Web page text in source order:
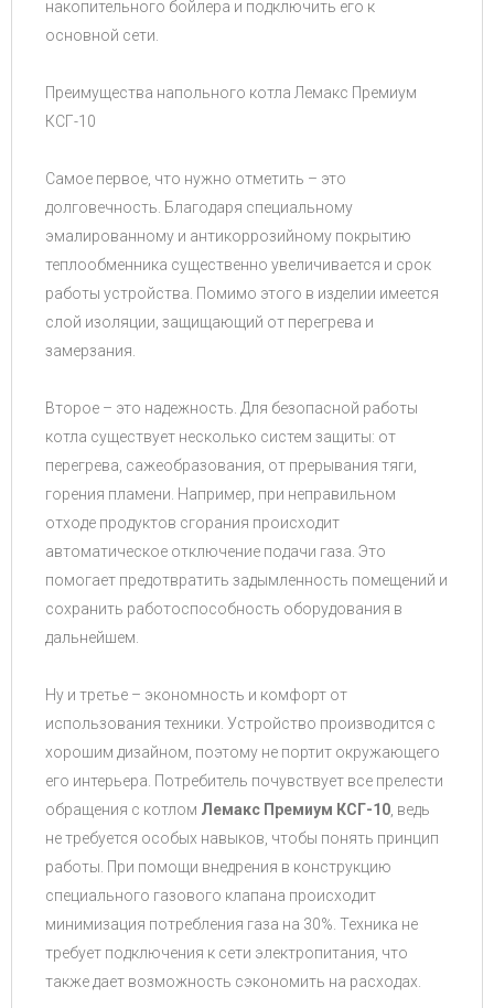
накопительного бойлера и подключить его к
основной сети.
Преимущества напольного котла Лемакс Премиум
КСГ-10
Самое первое, что нужно отметить – это
долговечность. Благодаря специальному
эмалированному и антикоррозийному покрытию
теплообменника существенно увеличивается и срок
работы устройства. Помимо этого в изделии имеется
слой изоляции, защищающий от перегрева и
замерзания.
Второе – это надежность. Для безопасной работы
котла существует несколько систем защиты: от
перегрева, сажеобразования, от прерывания тяги,
горения пламени. Например, при неправильном
отходе продуктов сгорания происходит
автоматическое отключение подачи газа. Это
помогает предотвратить задымленность помещений и
сохранить работоспособность оборудования в
дальнейшем.
Ну и третье – экономность и комфорт от
использования техники. Устройство производится с
хорошим дизайном, поэтому не портит окружающего
его интерьера. Потребитель почувствует все прелести
обращения с котлом Лемакс Премиум КСГ-10 , ведь
не требуется особых навыков, чтобы понять принцип
работы. При помощи внедрения в конструкцию
специального газового клапана происходит
минимизация потребления газа на 30%. Техника не
требует подключения к сети электропитания, что
также дает возможность сэкономить на расходах.